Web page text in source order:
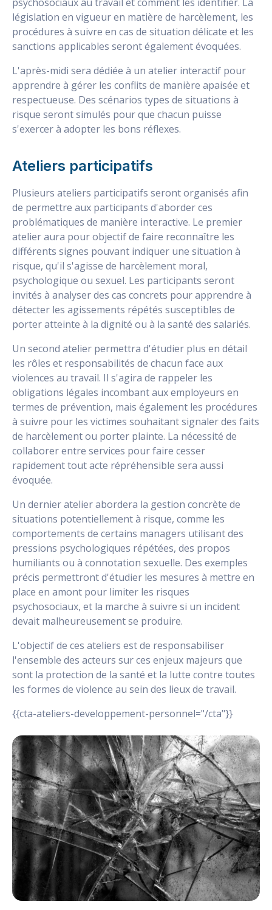
législation en vigueur en matière de harcèlement, les
procédures à suivre en cas de situation délicate et les
sanctions applicables seront également évoquées.
L'après-midi sera dédiée à un atelier interactif pour
apprendre à gérer les conflits de manière apaisée et
respectueuse. Des scénarios types de situations à
risque seront simulés pour que chacun puisse
s'exercer à adopter les bons réflexes.
Ateliers participatifs
Plusieurs ateliers participatifs seront organisés afin
de permettre aux participants d'aborder ces
problématiques de manière interactive. Le premier
atelier aura pour objectif de faire reconnaître les
différents signes pouvant indiquer une situation à
risque, qu'il s'agisse de harcèlement moral,
psychologique ou sexuel. Les participants seront
invités à analyser des cas concrets pour apprendre à
détecter les agissements répétés susceptibles de
porter atteinte à la dignité ou à la santé des salariés.
Un second atelier permettra d'étudier plus en détail
les rôles et responsabilités de chacun face aux
violences au travail. Il s'agira de rappeler les
obligations légales incombant aux employeurs en
termes de prévention, mais également les procédures
à suivre pour les victimes souhaitant signaler des faits
de harcèlement ou porter plainte. La nécessité de
collaborer entre services pour faire cesser
rapidement tout acte répréhensible sera aussi
évoquée.
Un dernier atelier abordera la gestion concrète de
situations potentiellement à risque, comme les
comportements de certains managers utilisant des
pressions psychologiques répétées, des propos
humiliants ou à connotation sexuelle. Des exemples
précis permettront d'étudier les mesures à mettre en
place en amont pour limiter les risques
psychosociaux, et la marche à suivre si un incident
devait malheureusement se produire.
L'objectif de ces ateliers est de responsabiliser
l'ensemble des acteurs sur ces enjeux majeurs que
sont la protection de la santé et la lutte contre toutes
les formes de violence au sein des lieux de travail.
{{cta-ateliers-developpement-personnel="/cta"}}